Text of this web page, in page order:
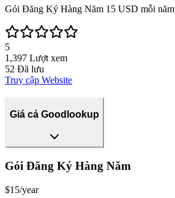
Gói Đăng Ký Hàng Năm 15 USD mỗi năm
5
1,397 Lượt xem
52 Đã lưu
Truy cập Website
Giá cả Goodlookup
Gói Đăng Ký Hàng Năm
$15/year